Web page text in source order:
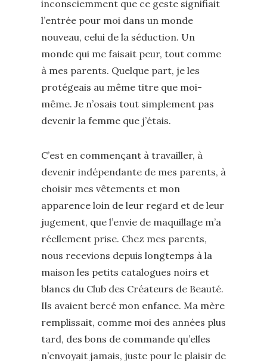
inconsciemment que ce geste signifiait
l’entrée pour moi dans un monde
nouveau, celui de la séduction. Un
monde qui me faisait peur, tout comme
à mes parents. Quelque part, je les
protégeais au même titre que moi-
même. Je n’osais tout simplement pas
devenir la femme que j’étais.
C’est en commençant à travailler, à
devenir indépendante de mes parents, à
choisir mes vêtements et mon
apparence loin de leur regard et de leur
jugement, que l’envie de maquillage m’a
réellement prise. Chez mes parents,
nous recevions depuis longtemps à la
maison les petits catalogues noirs et
blancs du Club des Créateurs de Beauté.
Ils avaient bercé mon enfance. Ma mère
remplissait, comme moi des années plus
tard, des bons de commande qu’elles
n’envoyait jamais, juste pour le plaisir de